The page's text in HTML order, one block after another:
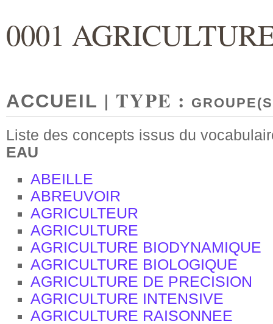
0001
ACCUEIL | TYPE :
Liste des concepts issus du
EAU
ABEILLE
ABREUVOIR
AGRICULTEUR
AGRICULTURE
AGRICULTURE BIODYNAMIQUE
AGRICULTURE BIOLOGIQUE
AGRICULTURE DE PRECISION
AGRICULTURE INTENSIVE
AGRICULTURE RAISONNEE